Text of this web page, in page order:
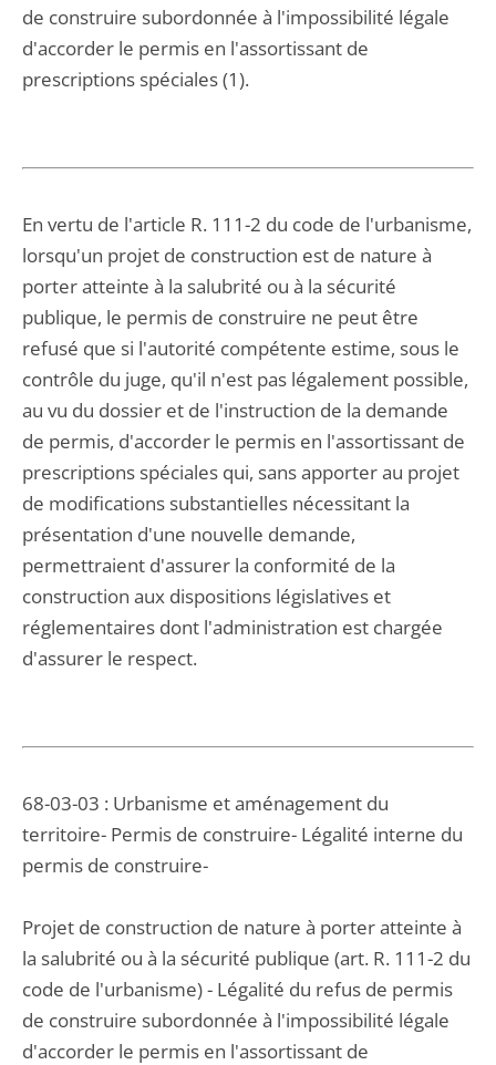
de construire subordonnée à l'impossibilité légale
d'accorder le permis en l'assortissant de
prescriptions spéciales (1).
En vertu de l'article R. 111-2 du code de l'urbanisme,
lorsqu'un projet de construction est de nature à
porter atteinte à la salubrité ou à la sécurité
publique, le permis de construire ne peut être
refusé que si l'autorité compétente estime, sous le
contrôle du juge, qu'il n'est pas légalement possible,
au vu du dossier et de l'instruction de la demande
de permis, d'accorder le permis en l'assortissant de
prescriptions spéciales qui, sans apporter au projet
de modifications substantielles nécessitant la
présentation d'une nouvelle demande,
permettraient d'assurer la conformité de la
construction aux dispositions législatives et
réglementaires dont l'administration est chargée
d'assurer le respect.
68-03-03 : Urbanisme et aménagement du
territoire- Permis de construire- Légalité interne du
permis de construire-
Projet de construction de nature à porter atteinte à
la salubrité ou à la sécurité publique (art. R. 111-2 du
code de l'urbanisme) - Légalité du refus de permis
de construire subordonnée à l'impossibilité légale
d'accorder le permis en l'assortissant de